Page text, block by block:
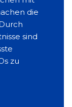
die
sind
zu